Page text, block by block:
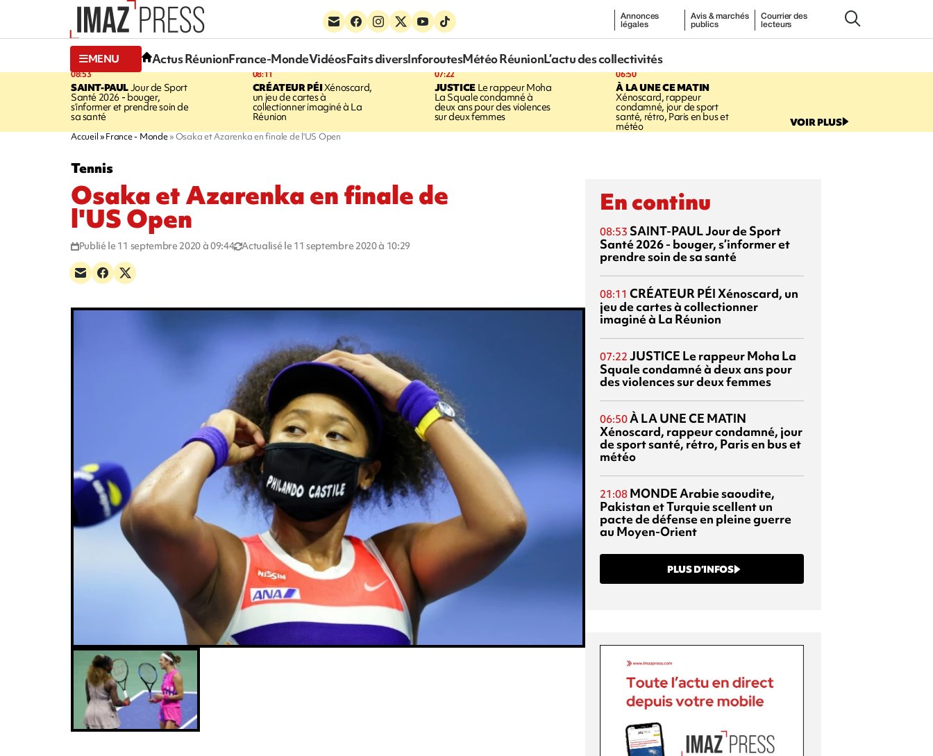
Annonces
légales
Avis & marchés
publics
Courrier des
lecteurs
MENU Actus RéunionFrance-MondeVidéosFaits diversInforoutesMétéo RéunionL’actu des collectivités
08:53
SAINT-PAULJour de Sport
Santé 2026 - bouger,
s’informer et prendre soin de
sa santé
08:11
CRÉATEUR PÉIXénoscard,
un jeu de cartes à
collectionner imaginé à La
Réunion
07:22
JUSTICELe rappeur Moha
La Squale condamné à
deux ans pour des violences
sur deux femmes
06:50
À LA UNE CE MATIN
Xénoscard, rappeur
condamné, jour de sport
santé, rétro, Paris en bus et
météo VOIR PLUS
Accueil France - Monde Osaka et Azarenka en finale de l'US Open
Tennis
Osaka et Azarenka en finale de
l'US Open
Publié le 11 septembre 2020 à 09:44 Actualisé le 11 septembre 2020 à 10:29
En continu
08:53 SAINT-PAULJour de Sport
Santé 2026 - bouger, s’informer et
prendre soin de sa santé
08:11 CRÉATEUR PÉIXénoscard, un
jeu de cartes à collectionner
imaginé à La Réunion
07:22 JUSTICE Le rappeur Moha La
Squale condamné à deux ans pour
des violences sur deux femmes
06:50À LA UNE CE MATIN
Xénoscard, rappeur condamné, jour
de sport santé, rétro, Paris en bus et
météo
21:08 MONDEArabie saoudite,
Pakistan et Turquie scellent un
pacte de défense en pleine guerre
au Moyen-Orient
PLUS D’INFOS